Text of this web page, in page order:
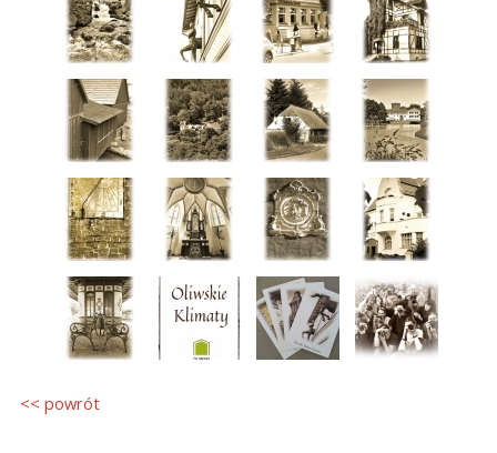
<< powrót